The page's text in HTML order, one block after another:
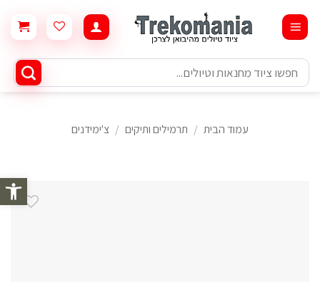
פתח
content
חיפוש
עבור:
עמוד הבית / תרמילים ותיקים / צ'ימידנים